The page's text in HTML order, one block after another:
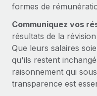
formes de
Communiquez vos
résultats de la
Que leurs salaires
qu'ils restent
raisonnement qui
transparence est